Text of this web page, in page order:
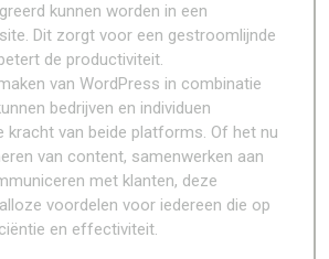
kunnen worden in een
Dit zorgt voor een gestroomlijnde
de productiviteit.
van WordPress in combinatie
bedrijven en individuen
kracht van beide platforms. Of het nu
van content, samenwerken aan
met klanten, deze
voordelen voor iedereen die op
en effectiviteit.